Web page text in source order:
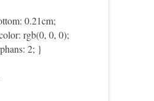
0.21cm;
rgb(0, 0, 0);
2; }